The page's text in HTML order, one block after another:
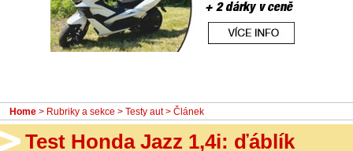
- Bleskovky
- Život řidiče
Home > Rubriky a sekce > Testy aut> Článek
Test Honda Jazz 1,4i: ďáblík